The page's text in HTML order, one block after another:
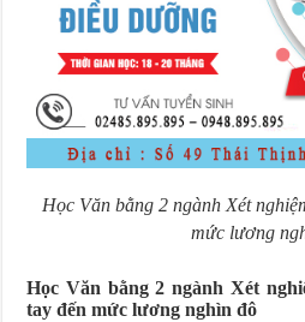
Học Văn bằng 2 ngành Xét
mức lương
Học Văn bằng 2 ngành Xét
tay đến mức lương nghìn đô